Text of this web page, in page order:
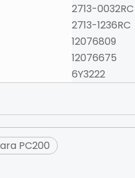
2713-0032RC
2713-1236RC
12076809
12076675
6Y3222
PC200